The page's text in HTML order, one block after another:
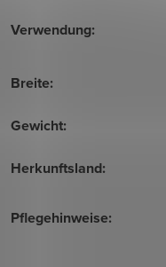
Verwendung:
Breite:
Gewicht:
Herkunftsland:
Pflegehinweise: